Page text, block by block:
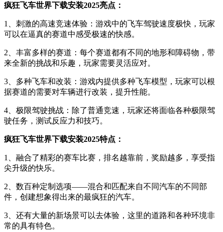
疯狂飞车世界下载安装2025亮点：
1、刺激的高速竞速体验：游戏中的飞车驾驶速度极快，玩家
可以在逼真的赛道中感受极速的快感。
2、丰富多样的赛道：每个赛道都有不同的地形和障碍物，带
来全新的挑战和乐趣，玩家需要灵活应对。
3、多种飞车和改装：游戏内提供多种飞车模型，玩家可以根
据赛道的需要对车辆进行改装，提升性能。
4、极限驾驶挑战：除了普通竞速，玩家还将面临各种极限驾
驶任务，测试反应力和技巧。
疯狂飞车世界下载安装2025特点：
1、融合了精彩的赛车比赛，排名越靠前，奖励越多，享受指
尖升级的快乐。
2、数百种定制选项――混合和匹配来自不同汽车的不同部
件，创建想象得出来的最疯狂的汽车。
3、还有大量的新场景可以去体验，这里的道路和各种环境非
常的具有特色。